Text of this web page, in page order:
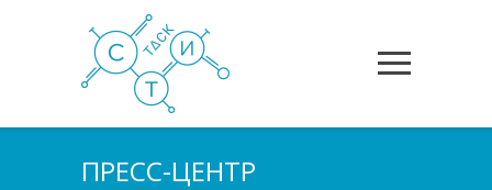
ПРЕСС-ЦЕНТР